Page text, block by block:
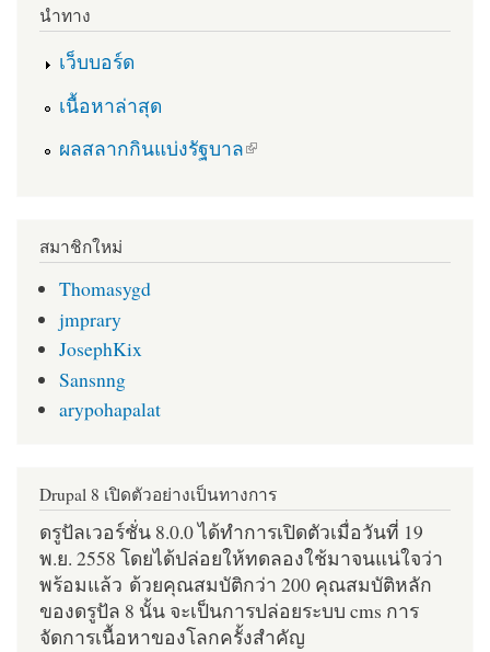
นำทาง
เว็บบอร์ด
เนื้อหาล่าสุด
ผลสลากกินแบ่งรัฐบาล
(link is external)
สมาชิกใหม่
Thomasygd
jmprary
JosephKix
Sansnng
arypohapalat
Drupal 8 เปิดตัวอย่างเป็นทางการ
ดรูปัลเวอร์ชั่น 8.0.0 ได้ทำการเปิดตัวเมื่อวันที่ 19
พ.ย. 2558 โดยได้ปล่อยให้ทดลองใช้มาจนแน่ใจว่า
พร้อมแล้ว ด้วยคุณสมบัติกว่า 200 คุณสมบัติหลัก
ของดรูปัล 8 นั้น จะเป็นการปล่อยระบบ cms การ
จัดการเนื้อหาของโลกครั้งสำคัญ